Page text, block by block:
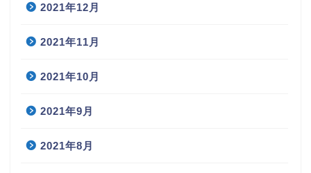
2021年12月
2021年11月
2021年10月
2021年9月
2021年8月